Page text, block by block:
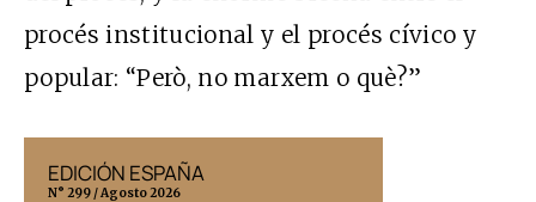
procés institucional y el procés cívico y
popular: “Però, no marxem o què?”
EDICIÓN ESPAÑA
N° 299 / Agosto 2026